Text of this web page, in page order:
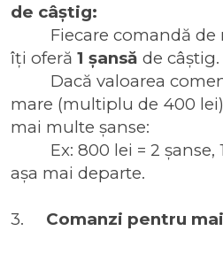
de câștig:
Fiecare comandă de
îți oferă 1 șansă de
Dacă valoarea
mare (multiplu de 400
mai multe șanse:
Ex: 800 lei = 2 șanse,
așa mai departe.
3. Comanzi pentru